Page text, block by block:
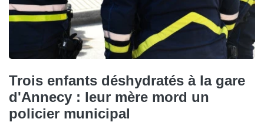
Trois enfants déshydratés à la gare
d'Annecy : leur mère mord un
policier municipal